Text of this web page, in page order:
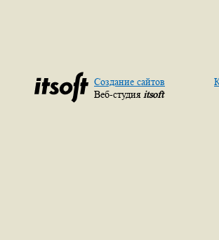
Создание сайтов
Веб-студия itsoft